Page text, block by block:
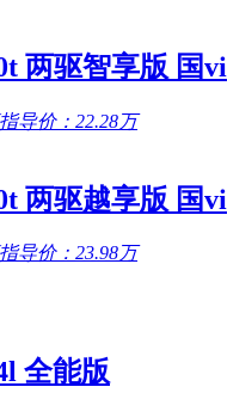
两驱智享版 国vi
导价：22.28万
两驱越享版 国vi
导价：23.98万
全能版